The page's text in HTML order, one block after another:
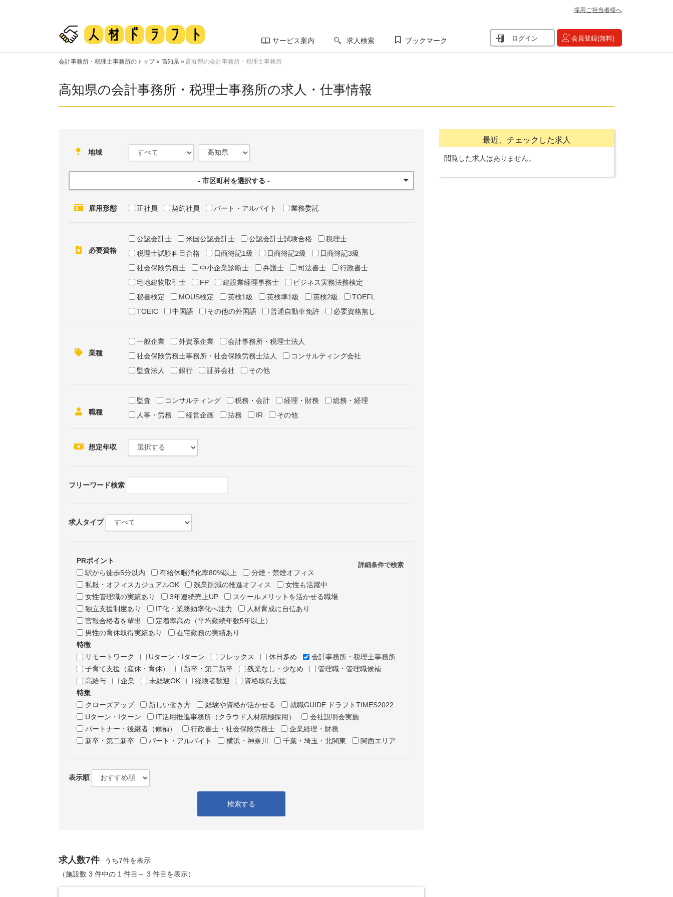
採用ご担当者様へ
サービス案内 求人検索 ブックマーク ログイン 会員登録(無料)
会計事務所・税理士事務所のトップ» 高知県 » 高知県の会計事務所・税理士事務所
高知県の会計事務所・税理士事務所の求人・仕事情報
地域
- 市区町村を選択する -
雇用形態 正社員 契約社員 パート・アルバイト 業務委託
必要資格
公認会計士 米国公認会計士 公認会計士試験合格
税理士
税理士試験科目合格
日商簿記1級 日商簿記2級
日商簿記3級
社会保険労務士
中小企業診断士 弁護士 司法書士
行政書士
宅地建物取引士
FP 建設業経理事務士
ビジネス実務法務検定
秘書検定
MOUS検定 英検1級 英検準1級 英検2級
TOEFL
TOEIC
中国語 その他の外国語 普通自動車免許 必要資格無し
業種
一般企業 外資系企業
会計事務所・税理士法人
社会保険労務士事務所・社会保険労務士法人
コンサルティング会社
監査法人
銀行 証券会社 その他
職種
監査 コンサルティング 税務・会計 経理・財務
総務・経理
人事・労務
経営企画 法務 IR その他
想定年収
フリーワード検索
求人タイプ
Hide
表示
詳細条件で検索
PRポイント
駅から徒歩5分以内
有給休暇消化率80%以上
分煙・禁煙オフィス
私服・オフィスカジュアルOK
残業削減の推進オフィス
女性も活躍中
女性管理職の実績あり
3年連続売上UP
スケールメリットを活かせる職場
独立支援制度あり
IT化・業務効率化へ注力
人材育成に自信あり
官報合格者を輩出
定着率高め（平均勤続年数5年以上）
男性の育休取得実績あり
在宅勤務の実績あり
特徴
リモートワーク
Uターン・Iターン フレックス 休日多め
会計事務所・税理士事務所
子育て支援（産休・育休）
新卒・第二新卒 残業なし・少なめ
管理職・管理職候補
高給与
企業 未経験OK 経験者歓迎
資格取得支援
特集
クローズアップ
新しい働き方 経験や資格が活かせる
就職GUIDE ドラフトTIMES2022
Uターン・Iターン
IT活用推進事務所（クラウド人材積極採用）
会社説明会実施
パートナー・後継者（候補）
行政書士・社会保険労務士
企業経理・財務
新卒・第二新卒
パート・アルバイト 横浜・神奈川 千葉・埼玉・北関東 関西エリア
表示順
検索する
求人数7件
うち7件を表示
（施設数 3 件中の 1 件目～ 3 件目を表示）
最近、チェックした求人
閲覧した求人はありません。